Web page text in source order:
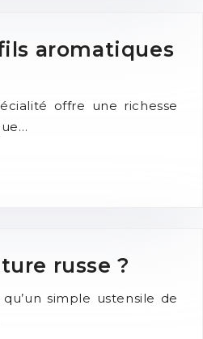
aromatiques
offre une richesse
russe ?
simple ustensile de